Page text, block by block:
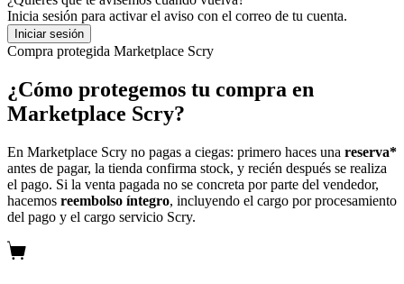
Inicia sesión para activar el aviso con el correo de tu cuenta.
Iniciar sesión
Compra protegida Marketplace Scry
¿Cómo protegemos tu compra en
Marketplace Scry?
En Marketplace Scry no pagas a ciegas: primero haces una reserva*
antes de pagar, la tienda confirma stock, y recién después se realiza
el pago. Si la venta pagada no se concreta por parte del vendedor,
hacemos reembolso íntegro, incluyendo el cargo por procesamiento
del pago y el cargo servicio Scry.